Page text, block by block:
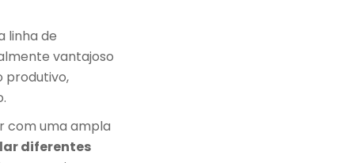
linha de
vantajoso
produtivo,
com uma ampla
diferentes